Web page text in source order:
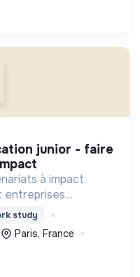
à impact
entreprises
to make sense
study
Paris, France